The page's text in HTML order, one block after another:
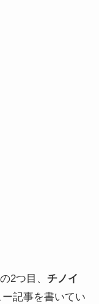
2つ目、 チノイ
記事を書いてい